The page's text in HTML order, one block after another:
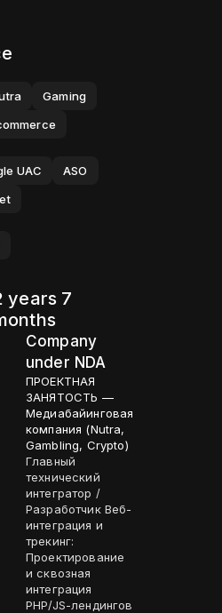
Gaming
UAC
ASO
years 7
Company
under NDA
ПРОЕКТНАЯ
ЗАНЯТОСТЬ —
Медиабайинговая
компания (Nutra,
Gambling, Crypto)
Главный
технический
интегратор /
Разработчик Веб-
интеграция и
трекинг:
Проектирование
и сквозная
интеграция
PHP/JS-лендингов